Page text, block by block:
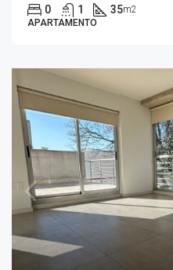
0 1 35m2
APARTAMENTO